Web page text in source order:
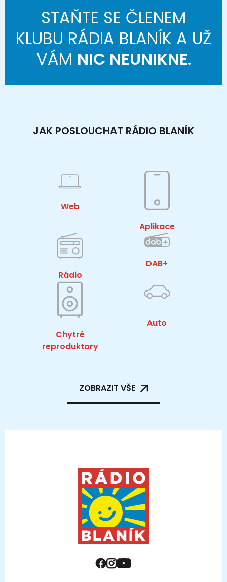
STAŇTE SE ČLENEM
KLUBU RÁDIA BLANÍK A UŽ
VÁM NIC NEUNIKNE.
JAK POSLOUCHAT RÁDIO BLANÍK
Web
Aplikace
Rádio
DAB+
Chytré
reproduktory
Auto
ZOBRAZIT VŠE